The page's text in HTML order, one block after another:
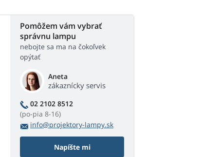
Pomôžem vám vybrať
správnu lampu
nebojte sa ma na čokoľvek
opýtať
Aneta
zákaznícky servis
02 2102 8512
(po-pia 8-16)
info@projektory-lampy.sk
Napíšte mi